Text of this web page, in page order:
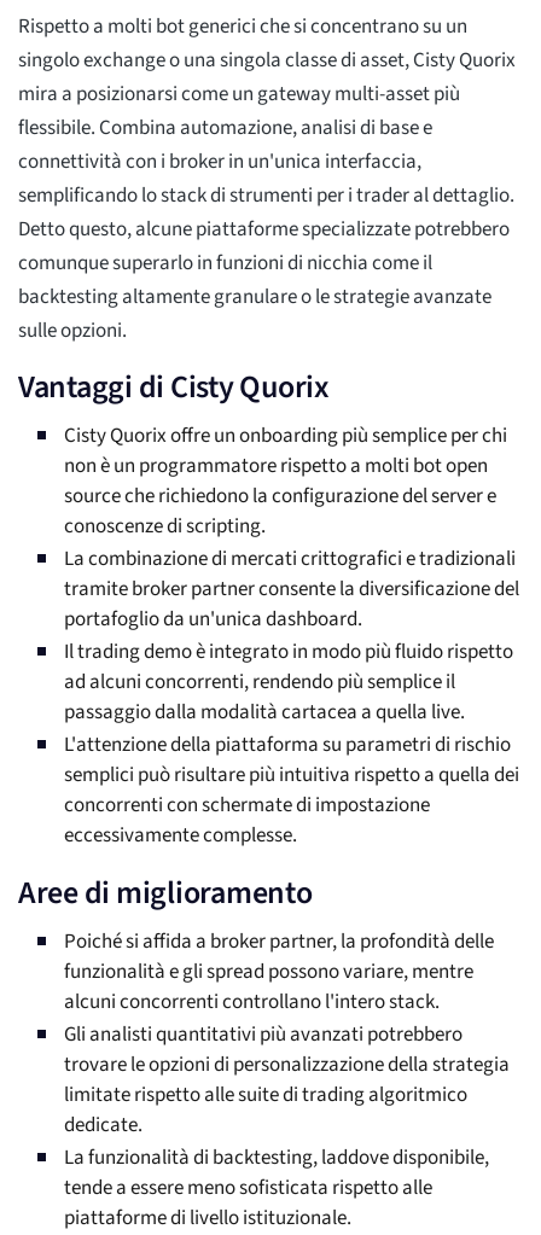
Rispetto a molti bot generici che si concentrano su un
singolo exchange o una singola classe di asset, Cisty Quorix
mira a posizionarsi come un gateway multi-asset più
flessibile. Combina automazione, analisi di base e
connettività con i broker in un'unica interfaccia,
semplificando lo stack di strumenti per i trader al dettaglio.
Detto questo, alcune piattaforme specializzate potrebbero
comunque superarlo in funzioni di nicchia come il
backtesting altamente granulare o le strategie avanzate
sulle opzioni.
Vantaggi di Cisty Quorix
Cisty Quorix offre un onboarding più semplice per chi
non è un programmatore rispetto a molti bot open
source che richiedono la configurazione del server e
conoscenze di scripting.
La combinazione di mercati crittografici e tradizionali
tramite broker partner consente la diversificazione del
portafoglio da un'unica dashboard.
Il trading demo è integrato in modo più fluido rispetto
ad alcuni concorrenti, rendendo più semplice il
passaggio dalla modalità cartacea a quella live.
L'attenzione della piattaforma su parametri di rischio
semplici può risultare più intuitiva rispetto a quella dei
concorrenti con schermate di impostazione
eccessivamente complesse.
Aree di miglioramento
Poiché si affida a broker partner, la profondità delle
funzionalità e gli spread possono variare, mentre
alcuni concorrenti controllano l'intero stack.
Gli analisti quantitativi più avanzati potrebbero
trovare le opzioni di personalizzazione della strategia
limitate rispetto alle suite di trading algoritmico
dedicate.
La funzionalità di backtesting, laddove disponibile,
tende a essere meno sofisticata rispetto alle
piattaforme di livello istituzionale.